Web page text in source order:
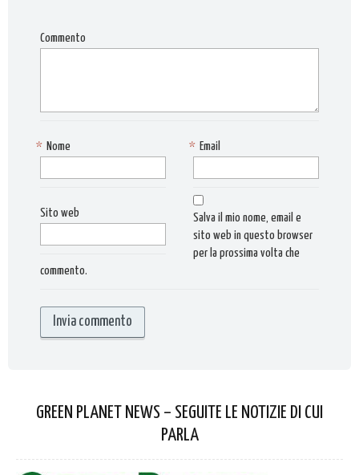
Commento
Nome
* Email
*
Sito web
Salva il mio nome, email e
sito web in questo browser
per la prossima volta che
commento.
GREEN PLANET NEWS – SEGUITE LE NOTIZIE DI CUI
PARLA